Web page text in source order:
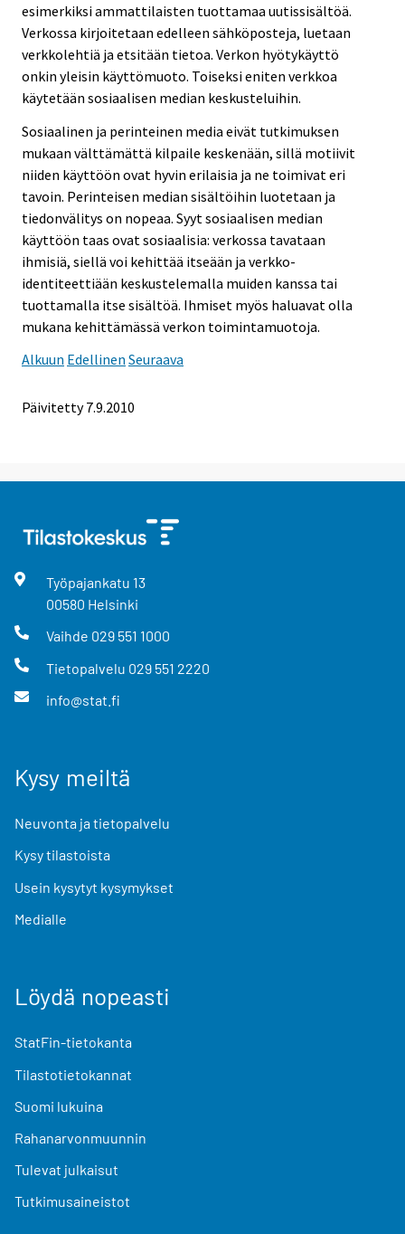
esimerkiksi ammattilaisten tuottamaa uutissisältöä.
Verkossa kirjoitetaan edelleen sähköposteja, luetaan
verkkolehtiä ja etsitään tietoa. Verkon hyötykäyttö
onkin yleisin käyttömuoto. Toiseksi eniten verkkoa
käytetään sosiaalisen median keskusteluihin.
Sosiaalinen ja perinteinen media eivät tutkimuksen
mukaan välttämättä kilpaile keskenään, sillä motiivit
niiden käyttöön ovat hyvin erilaisia ja ne toimivat eri
tavoin. Perinteisen median sisältöihin luotetaan ja
tiedonvälitys on nopeaa. Syyt sosiaalisen median
käyttöön taas ovat sosiaalisia: verkossa tavataan
ihmisiä, siellä voi kehittää itseään ja verkko­
identiteettiään keskustelemalla muiden kanssa tai
tuottamalla itse sisältöä. Ihmiset myös haluavat olla
mukana kehittämässä verkon toimintamuotoja.
Alkuun Edellinen Seuraava
Päivitetty 7.9.2010
Työpajankatu 13
00580 Helsinki
Vaihde 029 551 1000
Tietopalvelu 029 551 2220
info@stat.fi
Kysy meiltä
Neuvonta ja tietopalvelu
Kysy tilastoista
Usein kysytyt kysymykset
Medialle
Löydä nopeasti
StatFin-tietokanta
Tilastotietokannat
Suomi lukuina
Rahanarvonmuunnin
Tulevat julkaisut
Tutkimusaineistot